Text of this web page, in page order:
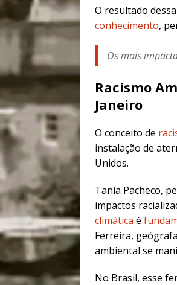
O resultado dessa
conhecimento,
Os mais
Racismo
Janeiro
O conceito de
instalação de
Unidos.
Tania Pacheco,
impactos
climática é
Ferreira,
ambiental se
No Brasil, esse